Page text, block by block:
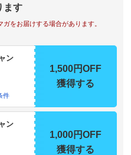
ます
をお届けする場合があります。
ン
件
1,500円OFF
獲得する
ン
1,000円OFF
獲得する